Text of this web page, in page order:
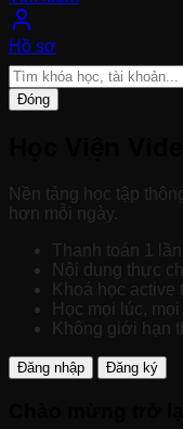
Hồ sơ
Đóng
Nền tảng học tập
hơn mỗi ngày.
Thanh toán 1
Nội dung thực
Khoá học active
Học mọi lúc,
Không giới hạn
Đăng nhập Đăng ký